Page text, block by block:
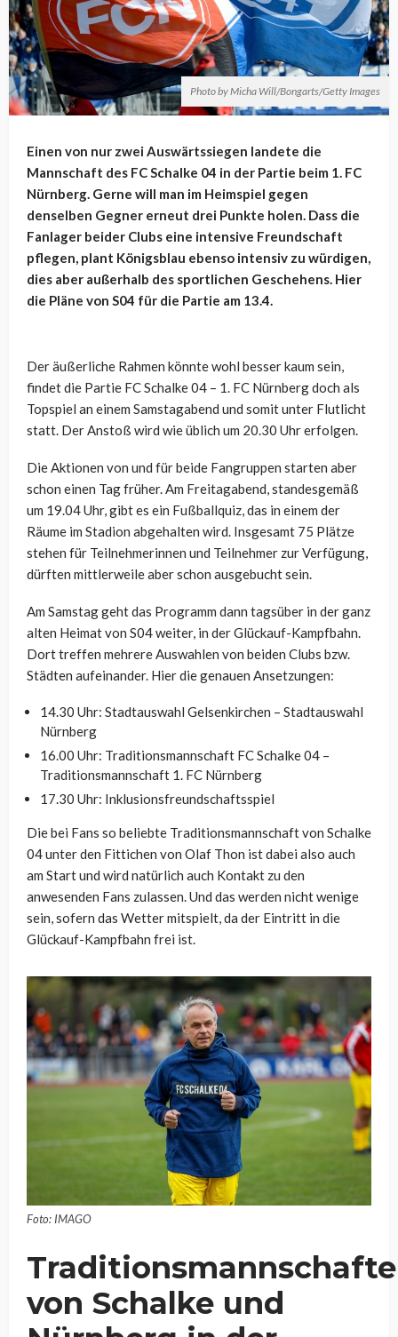
Photo by Micha Will/Bongarts/Getty Images
Einen von nur zwei Auswärtssiegen landete die
Mannschaft des FC Schalke 04 in der Partie beim 1. FC
Nürnberg. Gerne will man im Heimspiel gegen
denselben Gegner erneut drei Punkte holen. Dass die
Fanlager beider Clubs eine intensive Freundschaft
pflegen, plant Königsblau ebenso intensiv zu würdigen,
dies aber außerhalb des sportlichen Geschehens. Hier
die Pläne von S04 für die Partie am 13.4.
Der äußerliche Rahmen könnte wohl besser kaum sein,
findet die Partie FC Schalke 04 – 1. FC Nürnberg doch als
Topspiel an einem Samstagabend und somit unter Flutlicht
statt. Der Anstoß wird wie üblich um 20.30 Uhr erfolgen.
Die Aktionen von und für beide Fangruppen starten aber
schon einen Tag früher. Am Freitagabend, standesgemäß
um 19.04 Uhr, gibt es ein Fußballquiz, das in einem der
Räume im Stadion abgehalten wird. Insgesamt 75 Plätze
stehen für Teilnehmerinnen und Teilnehmer zur Verfügung,
dürften mittlerweile aber schon ausgebucht sein.
Am Samstag geht das Programm dann tagsüber in der ganz
alten Heimat von S04 weiter, in der Glückauf-Kampfbahn.
Dort treffen mehrere Auswahlen von beiden Clubs bzw.
Städten aufeinander. Hier die genauen Ansetzungen:
14.30 Uhr: Stadtauswahl Gelsenkirchen – Stadtauswahl
Nürnberg
16.00 Uhr: Traditionsmannschaft FC Schalke 04 –
Traditionsmannschaft 1. FC Nürnberg
17.30 Uhr: Inklusionsfreundschaftsspiel
Die bei Fans so beliebte Traditionsmannschaft von Schalke
04 unter den Fittichen von Olaf Thon ist dabei also auch
am Start und wird natürlich auch Kontakt zu den
anwesenden Fans zulassen. Und das werden nicht wenige
sein, sofern das Wetter mitspielt, da der Eintritt in die
Glückauf-Kampfbahn frei ist.
Foto: IMAGO
von Schalke und